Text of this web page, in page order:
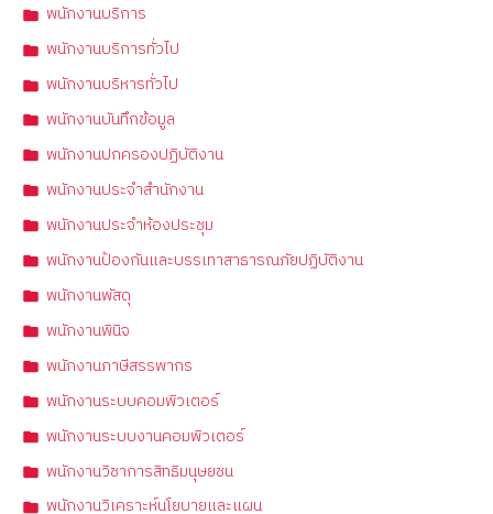
พนักงานบริการ
พนักงานบริการทั่วไป
พนักงานบริหารทั่วไป
พนักงานบันทึกข้อมูล
พนักงานปกครองปฏิบัติงาน
พนักงานประจำสำนักงาน
พนักงานประจำห้องประชุม
พนักงานป้องกันและบรรเทาสาธารณภัยปฏิบัติงาน
พนักงานพัสดุ
พนักงานพินิจ
พนักงานภาษีสรรพากร
พนักงานระบบคอมพิวเตอร์
พนักงานระบบงานคอมพิวเตอร์
พนักงานวิชาการสิทธิมนุษยชน
พนักงานวิเคราะห์นโยบายและแผน